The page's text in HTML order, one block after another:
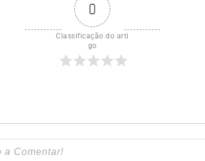
0
Classificação do arti
go